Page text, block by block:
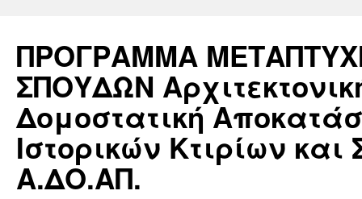
ΠΡΟΓΡΑΜΜΑ
ΣΠΟΥΔΩΝ
Δομοστατική
Ιστορικών Κτιρίων
Α.ΔΟ.ΑΠ.